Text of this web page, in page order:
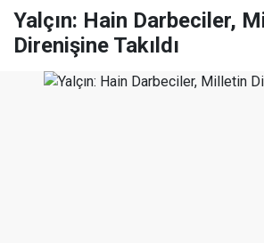
Yalçın: Hain Darbeciler,
Direnişine Takıldı